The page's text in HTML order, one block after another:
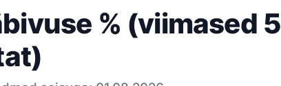
% (viimased 5